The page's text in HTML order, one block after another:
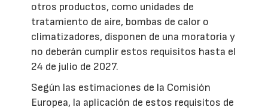
otros productos, como unidades de
tratamiento de aire, bombas de calor o
climatizadores, disponen de una moratoria y
no deberán cumplir estos requisitos hasta el
24 de julio de 2027.
Según las estimaciones de la Comisión
Europea, la aplicación de estos requisitos de